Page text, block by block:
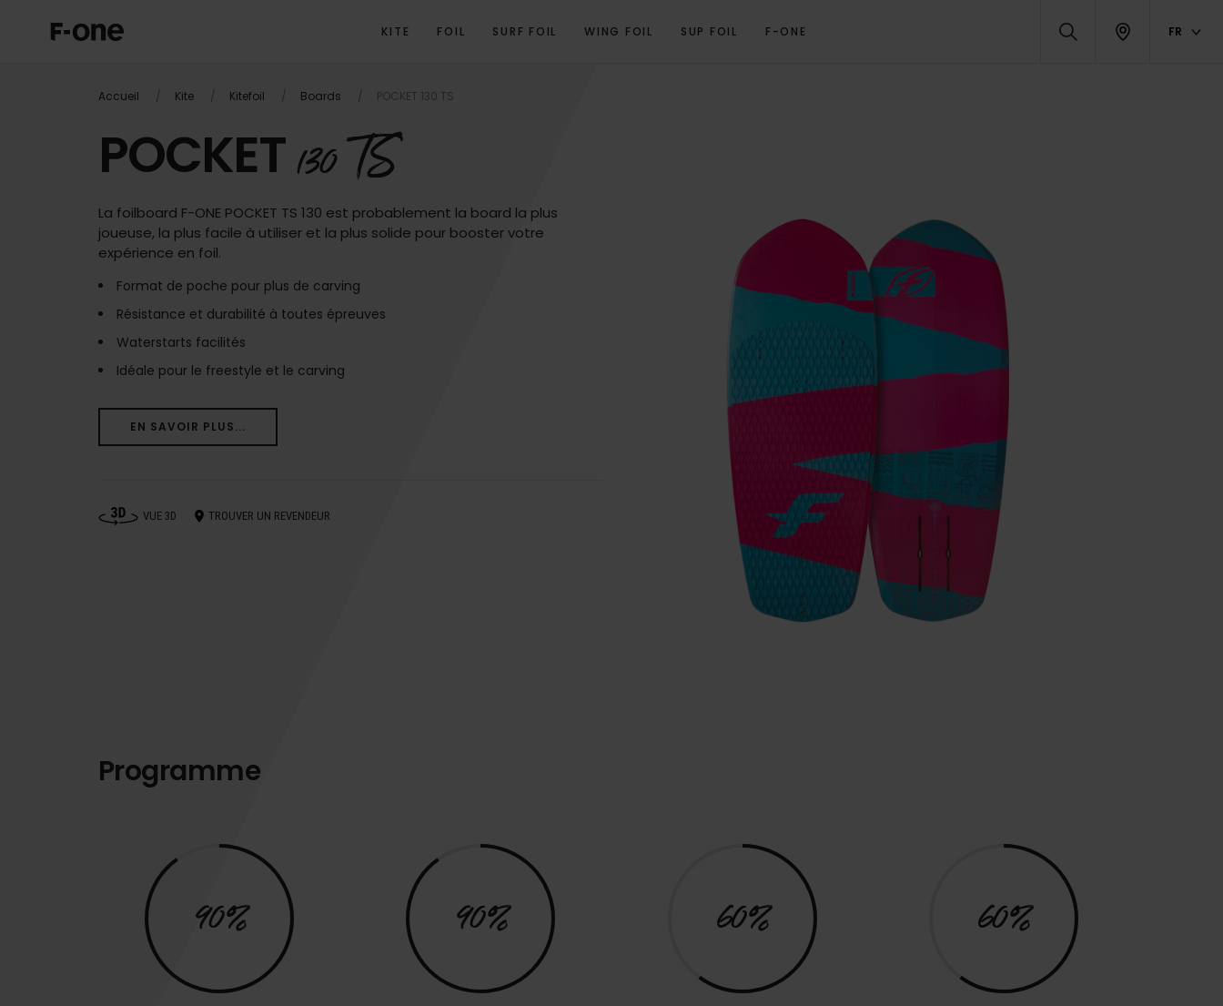
KITE FOIL SURF FOIL WING FOIL SUP FOIL F-ONE FR
Accueil Kite Kitefoil Boards POCKET 130 TS
OVERVIEW PROGRAMME SPÉCIFICATIONS TECHNIQUES VUE 3D GALERIE PRODUITS ASSOCIÉS
POCKET130 TS
La foilboard F-ONE POCKET TS 130 est probablement la board la plus
joueuse, la plus facile à utiliser et la plus solide pour booster votre
expérience en foil.
Format de poche pour plus de carving
Résistance et durabilité à toutes épreuves
Waterstarts facilités
Idéale pour le freestyle et le carving
EN SAVOIR PLUS...
VUE 3D TROUVER UN REVENDEUR
Programme
90% 90% 60% 60%